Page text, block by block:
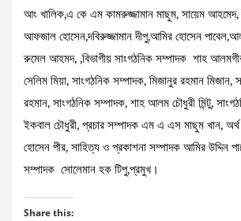
আং খালিক,এ কে এম কামরুজ্জামান মাছুম, সায়েম
আফজাল হোসেন,দবিরুজ্জামান দীপু,আমির হোসেন
রুমেল আহমদ, ,বিভাগীয় সাংগঠনিক সম্পাদক শাহ
সেলিম মিয়া, সাংগঠনিক সম্পাদক, মিজানুর রহমান মিজান,
রহমান, সাংগঠনিক সম্পাদক, শাহ আলম চৌধুরী মিন্টু,
ইকবাল চৌধুরী, প্রচার সম্পাদক এম এ এস মাছুম খান, অর্থ
হোসেন পীর, সাহিত্য ও প্রকাশনা সম্পাদক আমির উদ্দিন
সম্পাদক সোলেমান হক টিপু,প্রমুখ।
Share this: